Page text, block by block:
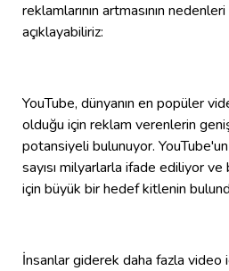
reklamlarının artmasının
açıklayabiliriz:
YouTube, dünyanın en popüler
olduğu için reklam verenlerin
potansiyeli bulunuyor.
sayısı milyarlarla ifade ediliyor
için büyük bir hedef kitlenin
İnsanlar giderek daha fazla